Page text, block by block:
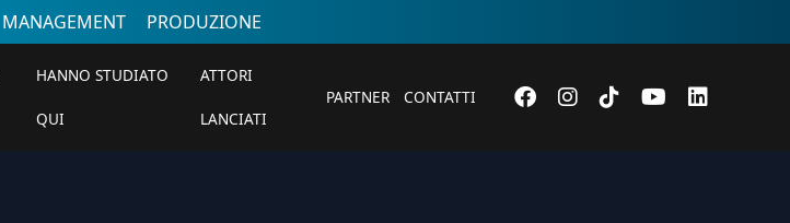
MANAGEMENT PRODUZIONE
HANNO STUDIATO
QUI
ATTORI
LANCIATI
PARTNER CONTATTI